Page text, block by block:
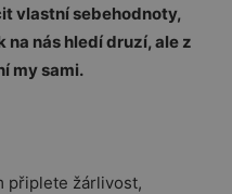
vlastní sebehodnoty,
nás hledí druzí, ale z
my sami.
připlete žárlivost,